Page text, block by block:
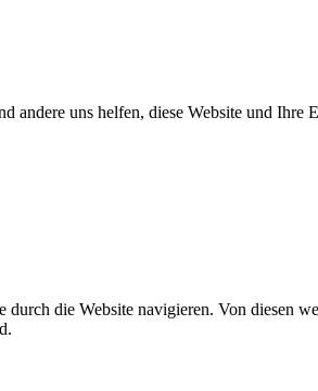
andere uns helfen, diese Website und Ihre
die Website navigieren. Von diesen